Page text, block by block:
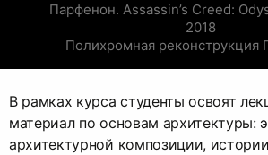
Парфенон. Assassin’s Creed:
2018
Полихромная реконструкция
В рамках курса студенты освоят
материал по основам архитектуры:
архитектурной композиции,